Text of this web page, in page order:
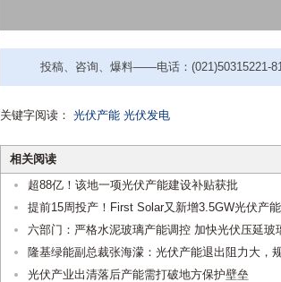
投稿、咨询、爆料——电话：(021)50315221-
关键字阅读： 光伏产能 光伏发电
相关阅读
超88亿！该地一项光伏产能建设补贴获批
提前15周投产！First Solar又新增3.5GW光伏产能
六部门：严格水泥玻璃产能调控 加快光伏压延
隆基绿能副总裁张海濛：光伏产能退出阻力大，
光伏产业出清落后产能需打破地方保护壁垒